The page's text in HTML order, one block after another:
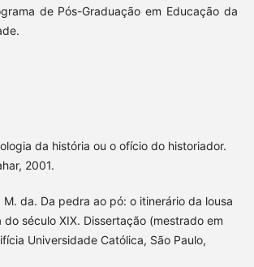
de Pós-Graduação em Educação da
da história ou o ofício do historiador.
2001.
M. da. Da pedra ao pó: o itinerário da lousa
do século XIX. Dissertação (mestrado em
Universidade Católica, São Paulo,